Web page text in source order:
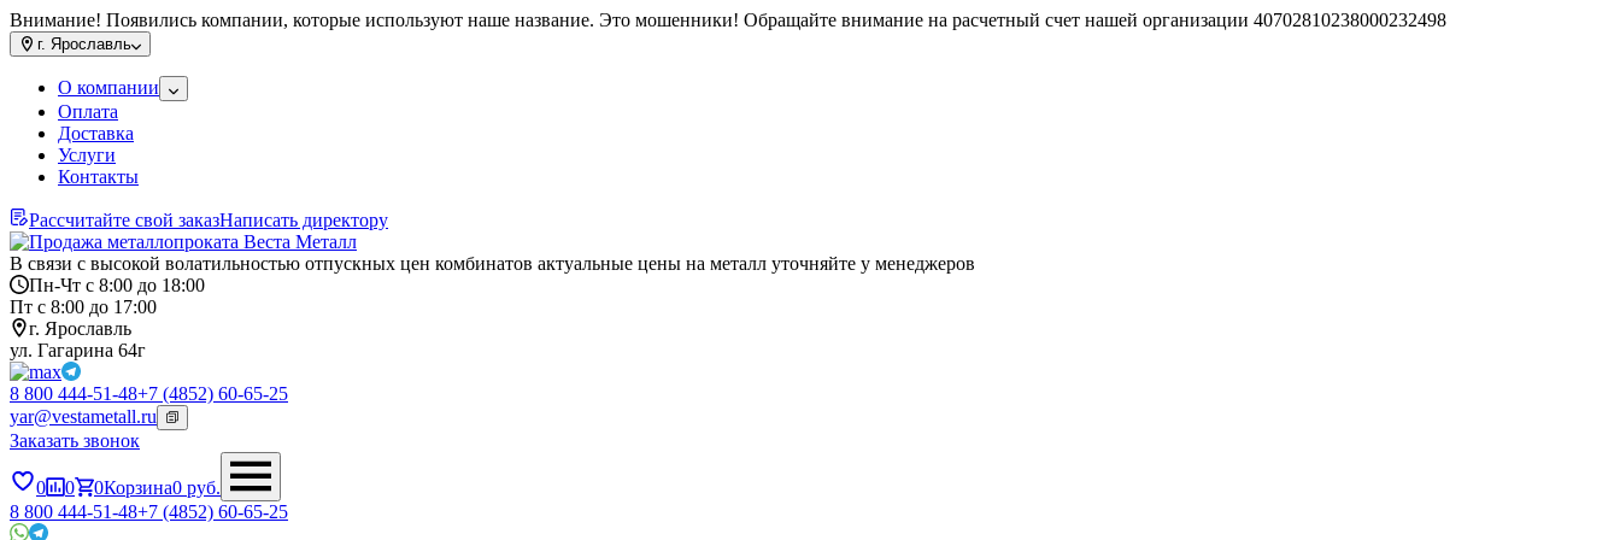
Внимание! Появились компании, которые используют наше название. Это мошенники! Обращайте внимание на расчетный счет нашей организации 40702810238000232498
г. Ярославль
О компании
Оплата
Доставка
Услуги
Контакты
Рассчитайте свой заказНаписать директору
В связи с высокой волатильностью отпускных цен комбинатов актуальные цены на металл уточняйте у менеджеров
Пн-Чт с 8:00 до 18:00
Пт с 8:00 до 17:00
г. Ярославль
ул. Гагарина 64г
8 800 444-51-48+7 (4852) 60-65-25
yar@vestametall.ru
Заказать звонок
0 0 0Корзина0 руб.
8 800 444-51-48+7 (4852) 60-65-25